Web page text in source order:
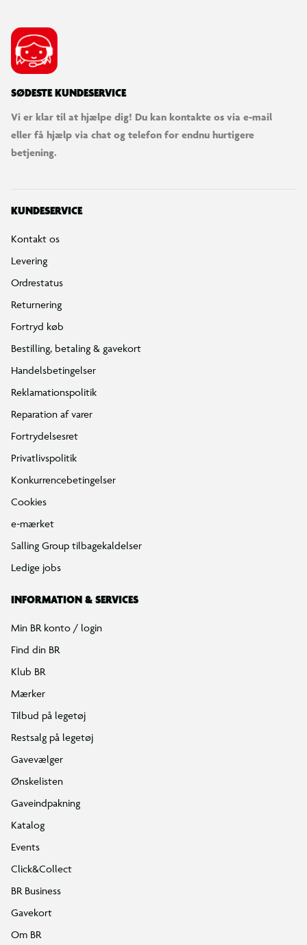
SØDESTE KUNDESERVICE
Vi er klar til at hjælpe dig! Du kan kontakte os via e-mail
eller få hjælp via chat og telefon for endnu hurtigere
betjening.
KUNDESERVICE
Kontakt os
Levering
Ordrestatus
Returnering
Fortryd køb
Bestilling, betaling & gavekort
Handelsbetingelser
Reklamationspolitik
Reparation af varer
Fortrydelsesret
Privatlivspolitik
Konkurrencebetingelser
Cookies
e-mærket
Salling Group tilbagekaldelser
Ledige jobs
INFORMATION & SERVICES
Min BR konto / login
Find din BR
Klub BR
Mærker
Tilbud på legetøj
Restsalg på legetøj
Gavevælger
Ønskelisten
Gaveindpakning
Katalog
Events
Click&Collect
BR Business
Gavekort
Om BR